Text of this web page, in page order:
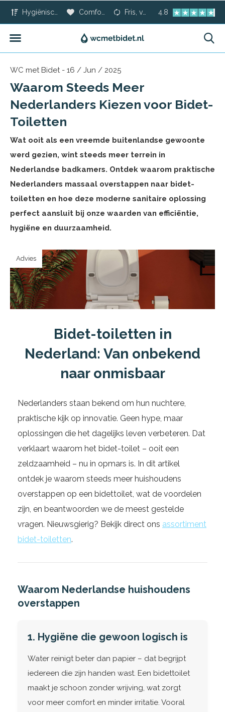
Hygiënischer dan toiletpapier Comfort voor iedereen Fris, veilig en modern 4.8
WC met Bidet - 16 / Jun / 2025
Waarom Steeds Meer
Nederlanders Kiezen voor Bidet-
Toiletten
Wat ooit als een vreemde buitenlandse gewoonte
werd gezien, wint steeds meer terrein in
Nederlandse badkamers. Ontdek waarom praktische
Nederlanders massaal overstappen naar bidet-
toiletten en hoe deze moderne sanitaire oplossing
perfect aansluit bij onze waarden van efficiëntie,
hygiëne en duurzaamheid.
Advies
Bidet-toiletten in
Nederland: Van onbekend
naar onmisbaar
Nederlanders staan bekend om hun nuchtere,
praktische kijk op innovatie. Geen hype, maar
oplossingen die het dagelijks leven verbeteren. Dat
verklaart waarom het bidet-toilet – ooit een
zeldzaamheid – nu in opmars is. In dit artikel
ontdek je waarom steeds meer huishoudens
overstappen op een bidettoilet, wat de voordelen
zijn, en beantwoorden we de meest gestelde
vragen. Nieuwsgierig? Bekijk direct ons assortiment
bidet-toiletten.
Waarom Nederlandse huishoudens
overstappen
1. Hygiëne die gewoon logisch is
Water reinigt beter dan papier – dat begrijpt
iedereen die zijn handen wast. Een bidettoilet
maakt je schoon zonder wrijving, wat zorgt
voor meer comfort en minder irritatie. Vooral